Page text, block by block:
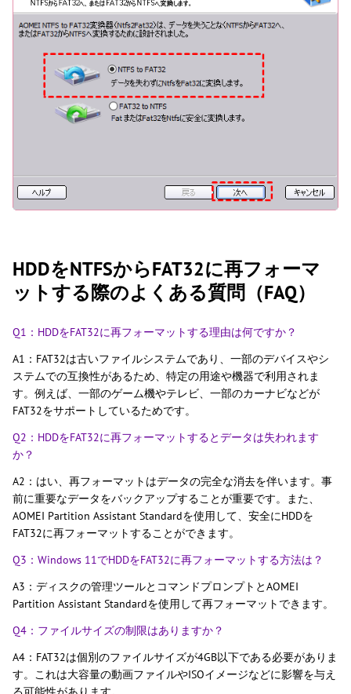
HDDをNTFSからFAT32に再フォーマ
ットする際のよくある質問（FAQ）
Q1：HDDをFAT32に再フォーマットする理由は何ですか？
A1：FAT32は古いファイルシステムであり、一部のデバイスやシ
ステムでの互換性があるため、特定の用途や機器で利用されま
す。例えば、一部のゲーム機やテレビ、一部のカーナビなどが
FAT32をサポートしているためです。
Q2：HDDをFAT32に再フォーマットするとデータは失われます
か？
A2：はい、再フォーマットはデータの完全な消去を伴います。事
前に重要なデータをバックアップすることが重要です。また、
AOMEI Partition Assistant Standardを使用して、安全にHDDを
FAT32に再フォーマットすることができます。
Q3：Windows 11でHDDをFAT32に再フォーマットする方法は？
A3：ディスクの管理ツールとコマンドプロンプトとAOMEI
Partition Assistant Standardを使用して再フォーマットできます。
Q4：ファイルサイズの制限はありますか？
A4：FAT32は個別のファイルサイズが4GB以下である必要がありま
す。これは大容量の動画ファイルやISOイメージなどに影響を与え